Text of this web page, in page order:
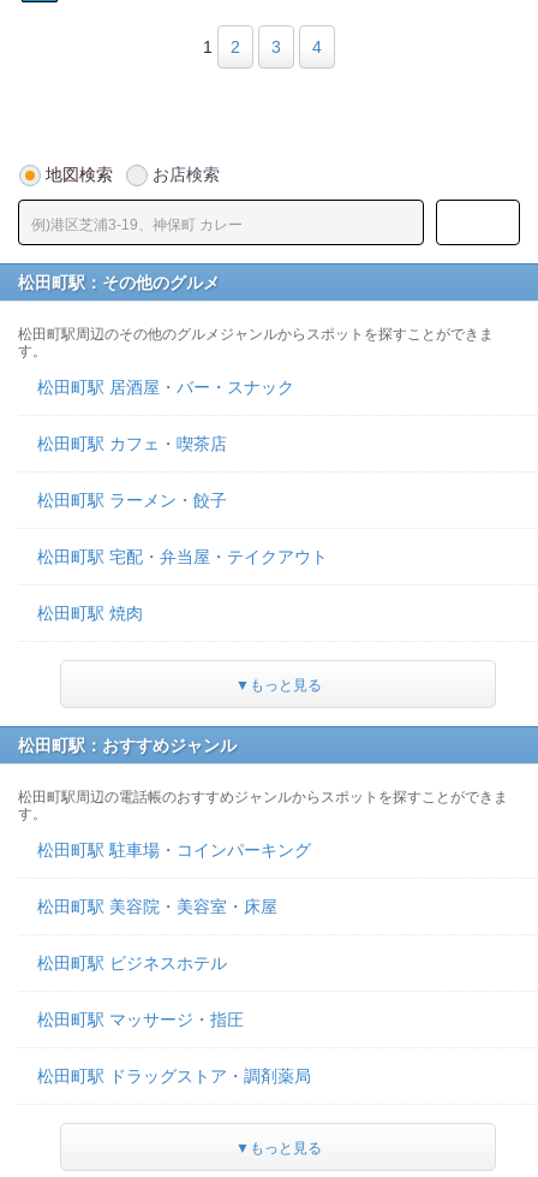
1 2 3 4
地図検索 お店検索
松田町駅：その他のグルメ
松田町駅周辺のその他のグルメジャンルからスポットを探すことができま
す。
松田町駅 居酒屋・バー・スナック
松田町駅 カフェ・喫茶店
松田町駅 ラーメン・餃子
松田町駅 宅配・弁当屋・テイクアウト
松田町駅 焼肉
▼もっと見る
松田町駅：おすすめジャンル
松田町駅周辺の電話帳のおすすめジャンルからスポットを探すことができま
す。
松田町駅 駐車場・コインパーキング
松田町駅 美容院・美容室・床屋
松田町駅 ビジネスホテル
松田町駅 マッサージ・指圧
松田町駅 ドラッグストア・調剤薬局
▼もっと見る